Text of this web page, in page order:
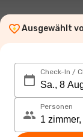
Ausgewählt
Check-In /
Personen